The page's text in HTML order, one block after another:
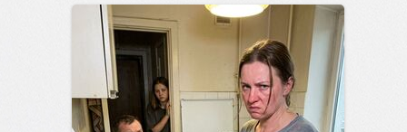
позитива!07:41Сегодня